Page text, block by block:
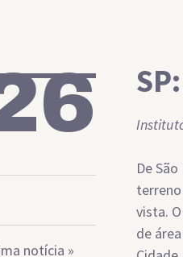
notícia »
De
vista.
de